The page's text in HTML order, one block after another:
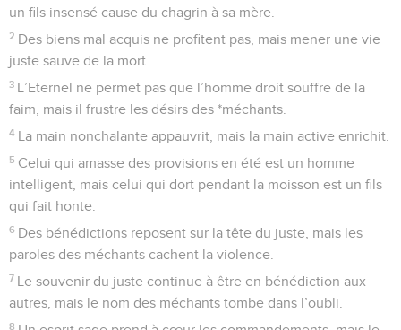
un fils insensé cause du chagrin à sa mère.
2 Des biens mal acquis ne profitent pas, mais mener une vie
juste sauve de la mort.
3 L’Eternel ne permet pas que l’homme droit souffre de la
faim, mais il frustre les désirs des *méchants.
4 La main nonchalante appauvrit, mais la main active enrichit.
5 Celui qui amasse des provisions en été est un homme
intelligent, mais celui qui dort pendant la moisson est un fils
qui fait honte.
6 Des bénédictions reposent sur la tête du juste, mais les
paroles des méchants cachent la violence.
7 Le souvenir du juste continue à être en bénédiction aux
autres, mais le nom des méchants tombe dans l’oubli.
8